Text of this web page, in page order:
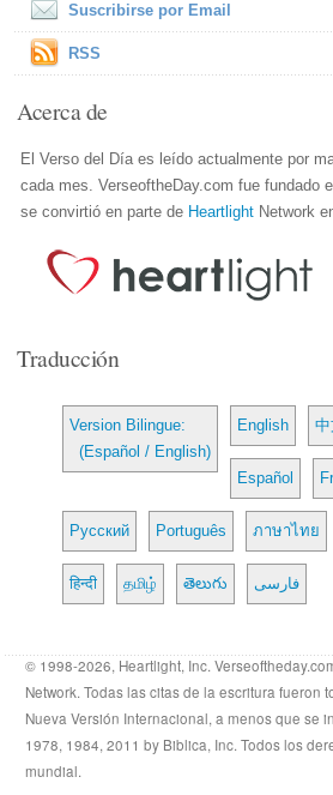
Suscribirse por Email
RSS
Acerca de
El Verso del Día es leído actualmente por
cada mes. VerseoftheDay.com fue fundado
se convirtió en parte de Heartlight Network
Traducción
Version Bilingue:
(Español / English)
English
Español
Русский Português ภาษาไทย
हिन्दी தமிழ் తెలుగు فارسی
© 1998-2026, Heartlight, Inc.
Network. Todas las citas de la escritura fueron
Nueva Versión Internacional, a menos que se
1978, 1984, 2011 by Biblica, Inc. Todos los
mundial.